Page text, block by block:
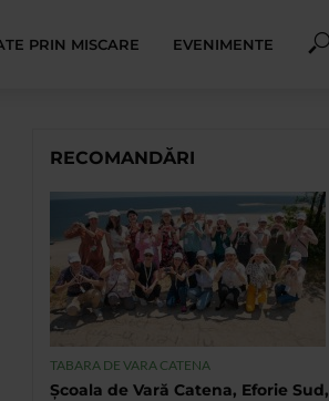
PRIN MISCARE EVENIMENTE
RECOMANDĂRI
TABARA DE VARA CATENA
Școala de Vară Catena, Eforie Sud,